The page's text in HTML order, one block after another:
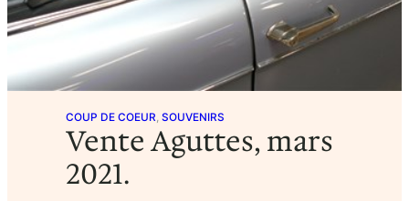
COUP DE COEUR, SOUVENIRS
Vente Aguttes, mars
2021.